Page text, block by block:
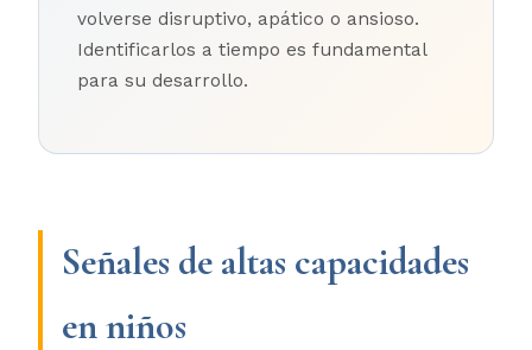
volverse disruptivo, apático o ansioso.
Identificarlos a tiempo es fundamental
para su desarrollo.
Señales de altas capacidades
en niños